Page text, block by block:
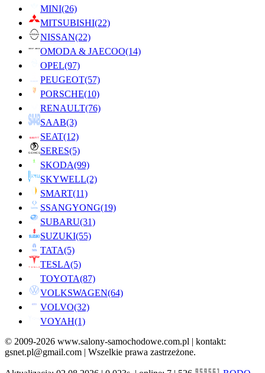
MINI(26)
MITSUBISHI(22)
NISSAN(22)
OMODA & JAECOO(14)
OPEL(97)
PEUGEOT(57)
PORSCHE(10)
RENAULT(76)
SAAB(3)
SEAT(12)
SERES(5)
SKODA(99)
SKYWELL(2)
SMART(11)
SSANGYONG(19)
SUBARU(31)
SUZUKI(55)
TATA(5)
TESLA(5)
TOYOTA(87)
VOLKSWAGEN(64)
VOLVO(32)
VOYAH(1)
© 2009-2026 www.salony-samochodowe.com.pl | kontakt:
gsnet.pl@gmail.com | Wszelkie prawa zastrzeżone.